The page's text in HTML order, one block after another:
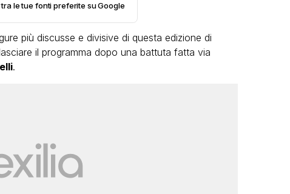
le tue fonti preferite su Google
più discusse e divisive di questa edizione di
il programma dopo una battuta fatta via
.